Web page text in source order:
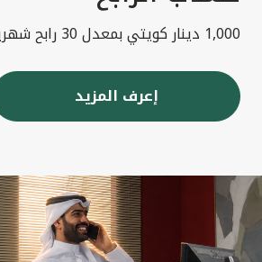
1,000 دينار كويتي بمعدل 30 رابح شهريا
إعرف المزيد